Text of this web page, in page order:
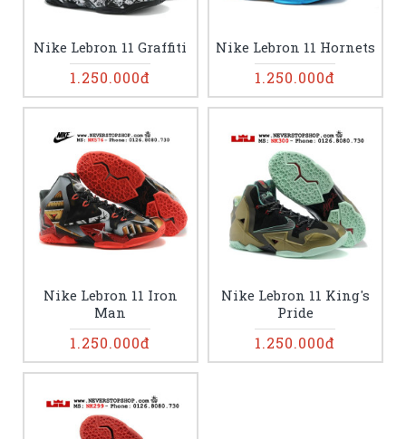
Nike Lebron 11 Graffiti
1.250.000đ
Nike Lebron 11 Hornets
1.250.000đ
Nike Lebron 11 Iron
Man
1.250.000đ
Nike Lebron 11 King's
Pride
1.250.000đ